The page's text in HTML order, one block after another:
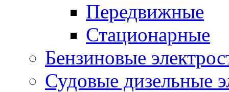
Передвижные
Стационарные
Бензиновые
Судовые дизельные